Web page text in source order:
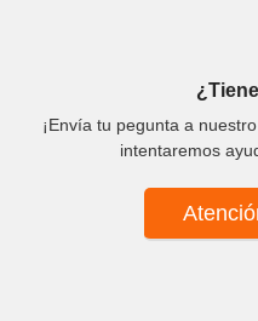
¡Envía tu pegunta a
intentaremos